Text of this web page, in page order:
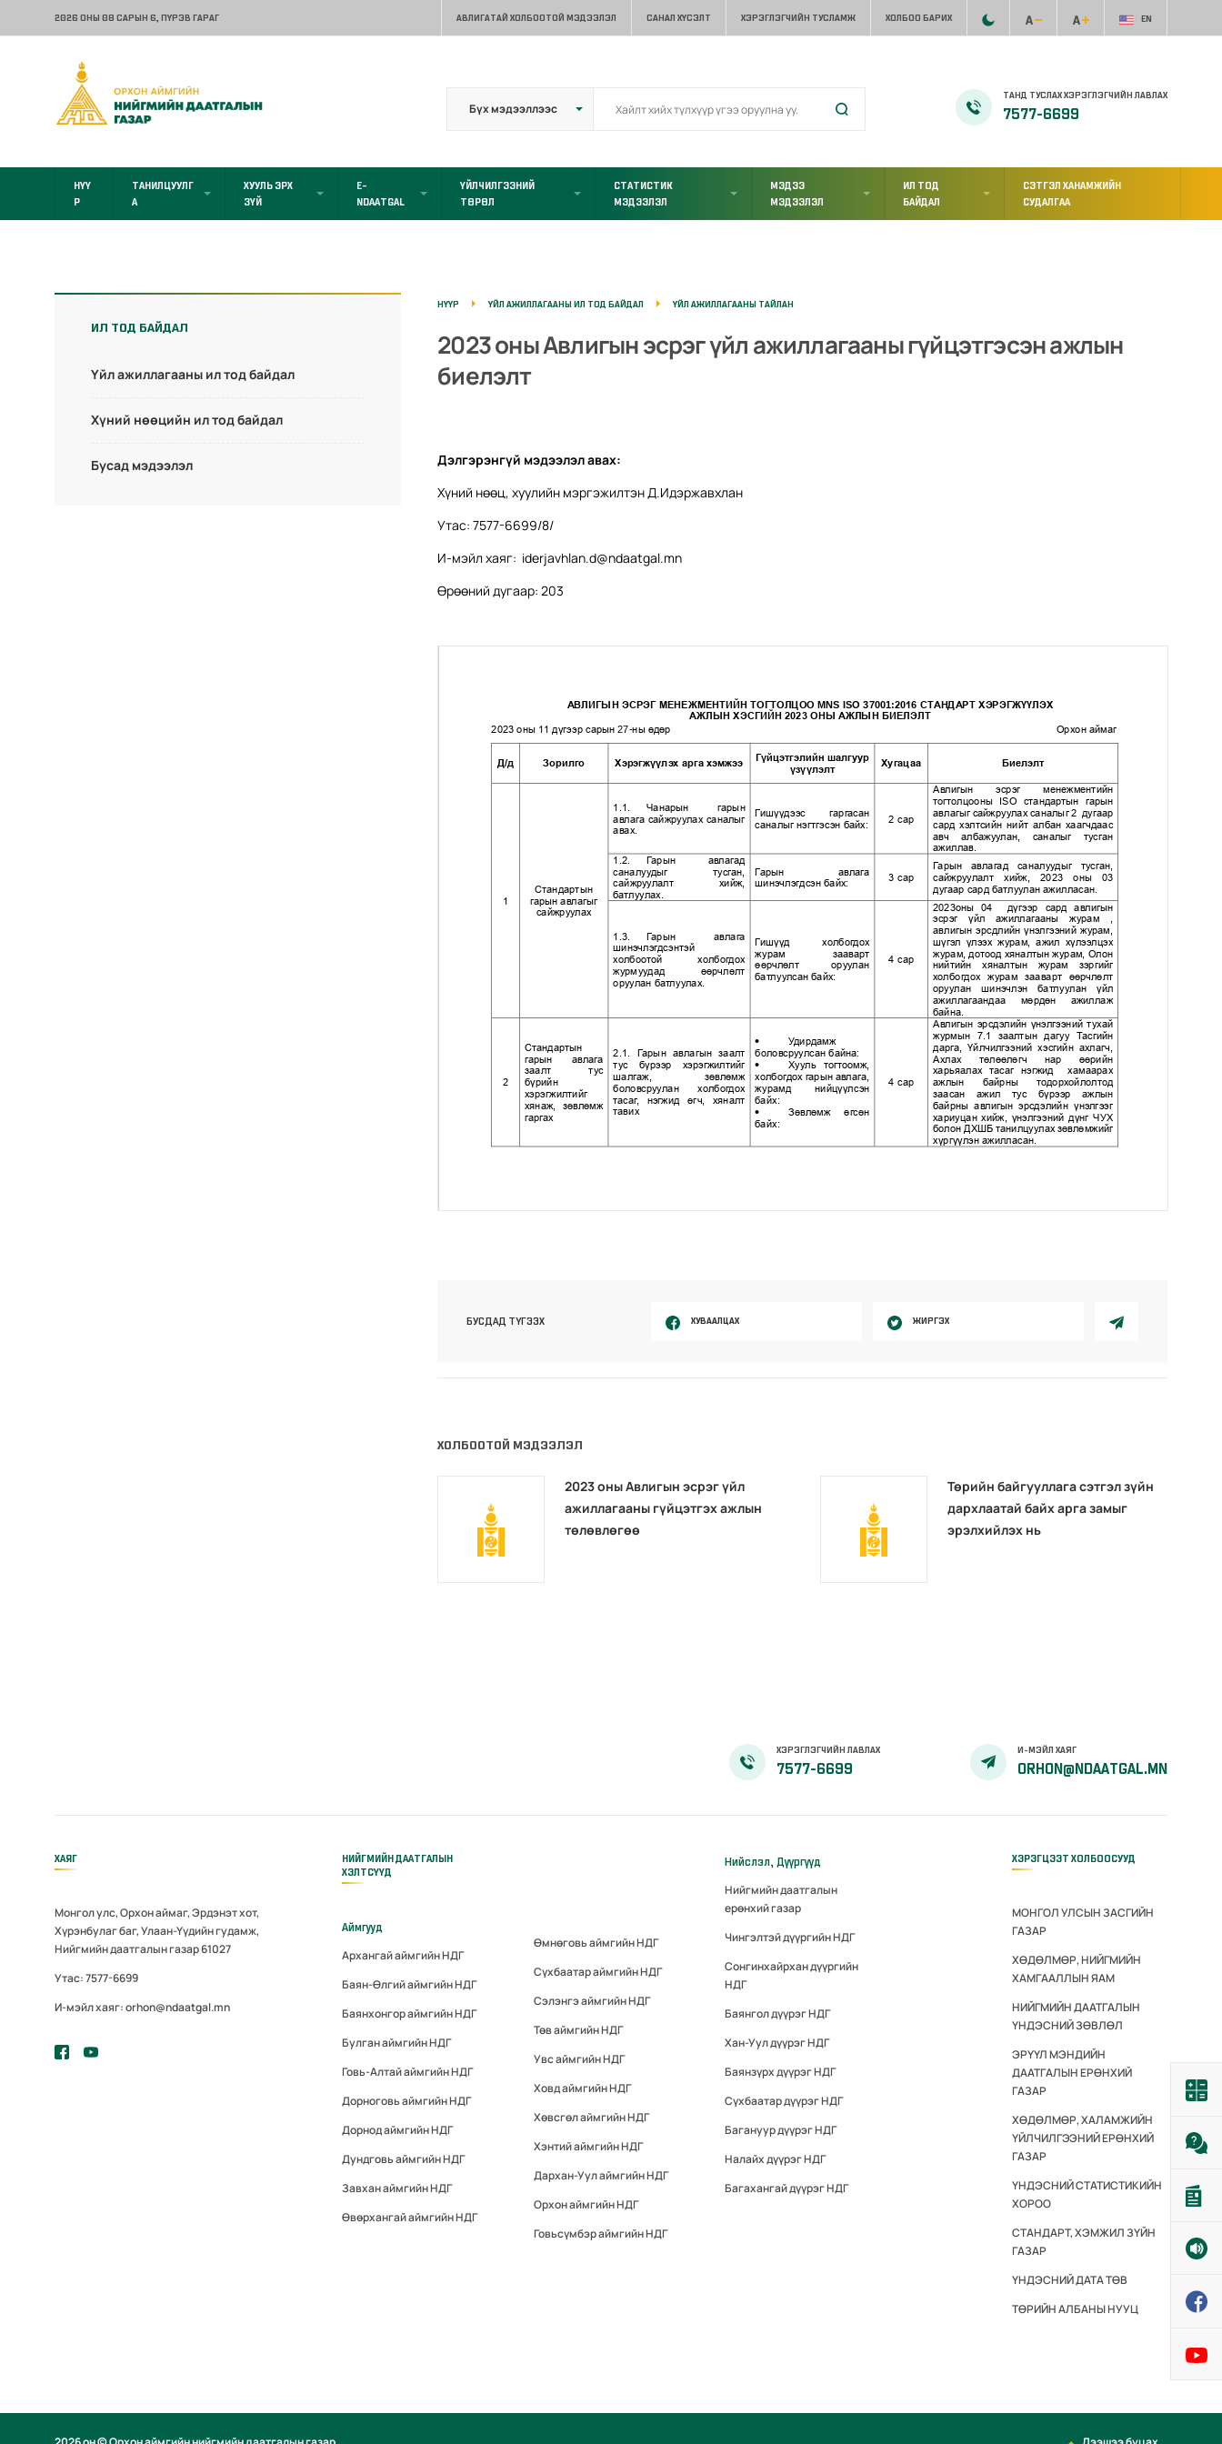
2026 ОНЫ 08 САРЫН 6, ПҮРЭВ ГАРАГ АВЛИГАТАЙ ХОЛБООТОЙ МЭДЭЭЛЭЛ САНАЛ ХҮСЭЛТ ХЭРЭГЛЭГЧИЙН ТУСЛАМЖ ХОЛБОО БАРИХ EN
ТАНД ТУСЛАХ ХЭРЭГЛЭГЧИЙН ЛАВЛАХ
7577-6699
НҮҮ
Р
ТАНИЛЦУУЛГ
А
ХУУЛЬ ЭРХ
ЗҮЙ
E-
NDAATGAL
ҮЙЛЧИЛГЭЭНИЙ
ТӨРӨЛ
СТАТИСТИК
МЭДЭЭЛЭЛ
МЭДЭЭ
МЭДЭЭЛЭЛ
ИЛ ТОД
БАЙДАЛ
СЭТГЭЛ ХАНАМЖИЙН
СУДАЛГАА
ИЛ ТОД БАЙДАЛ
Үйл ажиллагааны ил тод байдал
Хүний нөөцийн ил тод байдал
Бусад мэдээлэл
НҮҮР ҮЙЛ АЖИЛЛАГААНЫ ИЛ ТОД БАЙДАЛ ҮЙЛ АЖИЛЛАГААНЫ ТАЙЛАН
2023 оны Авлигын эсрэг үйл ажиллагааны гүйцэтгэсэн ажлын
биелэлт
Дэлгэрэнгүй мэдээлэл авах:
Хүний нөөц, хуулийн мэргэжилтэн Д.Идэржавхлан
Утас: 7577-6699/8/
И-мэйл хаяг: iderjavhlan.d@ndaatgal.mn
Өрөөний дугаар: 203
БУСДАД ТҮГЭЭХ ХУВААЛЦАХ ЖИРГЭХ
ХОЛБООТОЙ МЭДЭЭЛЭЛ
2023 оны Авлигын эсрэг үйл
ажиллагааны гүйцэтгэх ажлын
төлөвлөгөө
Төрийн байгууллага сэтгэл зүйн
дархлаатай байх арга замыг
эрэлхийлэх нь
ХЭРЭГЛЭГЧИЙН ЛАВЛАХ
7577-6699
И-МЭЙЛ ХАЯГ
ORHON@NDAATGAL.MN
ХАЯГ
Монгол улс, Орхон аймаг, Эрдэнэт хот,
Хүрэнбулаг баг, Улаан-Үүдийн гудамж,
Нийгмийн даатгалын газар 61027
Утас: 7577-6699
И-мэйл хаяг: orhon@ndaatgal.mn
НИЙГМИЙН ДААТГАЛЫН
ХЭЛТСҮҮД
Аймгууд
Архангай аймгийн НДГ
Баян-Өлгий аймгийн НДГ
Баянхонгор аймгийн НДГ
Булган аймгийн НДГ
Говь-Алтай аймгийн НДГ
Дорноговь аймгийн НДГ
Дорнод аймгийн НДГ
Дундговь аймгийн НДГ
Завхан аймгийн НДГ
Өвөрхангай аймгийн НДГ
Өмнөговь аймгийн НДГ
Сүхбаатар аймгийн НДГ
Сэлэнгэ аймгийн НДГ
Төв аймгийн НДГ
Увс аймгийн НДГ
Ховд аймгийн НДГ
Хөвсгөл аймгийн НДГ
Хэнтий аймгийн НДГ
Дархан-Уул аймгийн НДГ
Орхон аймгийн НДГ
Говьсүмбэр аймгийн НДГ
Нийслэл, Дүүргүүд
Нийгмийн даатгалын
ерөнхий газар
Чингэлтэй дүүргийн НДГ
Сонгинхайрхан дүүргийн
НДГ
Баянгол дүүрэг НДГ
Хан-Уул дүүрэг НДГ
Баянзүрх дүүрэг НДГ
Сүхбаатар дүүрэг НДГ
Багануур дүүрэг НДГ
Налайх дүүрэг НДГ
Багахангай дүүрэг НДГ
ХЭРЭГЦЭЭТ ХОЛБООСУУД
МОНГОЛ УЛСЫН ЗАСГИЙН
ГАЗАР
ХӨДӨЛМӨР, НИЙГМИЙН
ХАМГААЛЛЫН ЯАМ
НИЙГМИЙН ДААТГАЛЫН
ҮНДЭСНИЙ ЗӨВЛӨЛ
ЭРҮҮЛ МЭНДИЙН
ДААТГАЛЫН ЕРӨНХИЙ
ГАЗАР
ХӨДӨЛМӨР, ХАЛАМЖИЙН
ҮЙЛЧИЛГЭЭНИЙ ЕРӨНХИЙ
ГАЗАР
ҮНДЭСНИЙ СТАТИСТИКИЙН
ХОРОО
СТАНДАРТ, ХЭМЖИЛ ЗҮЙН
ГАЗАР
ҮНДЭСНИЙ ДАТА ТӨВ
ТӨРИЙН АЛБАНЫ НУУЦ